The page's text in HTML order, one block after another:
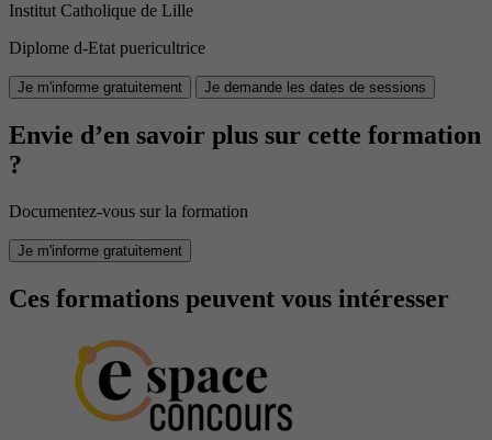
Institut Catholique de Lille
Diplome d-Etat puericultrice
Je m'informe gratuitement Je demande les dates de sessions
Envie d’en savoir plus sur cette formation
?
Documentez-vous sur la formation
Je m'informe gratuitement
Ces formations peuvent vous intéresser